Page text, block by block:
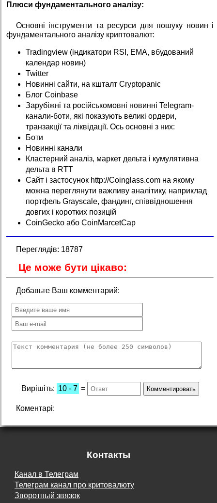
Плюси фундаментального аналізу:
Основні інструменти та ресурси для пошуку новин і
фундаментального аналізу криптовалют:
Tradingview (індикатори RSI, EMA, вбудований
календар новин)
Twitter
Новинні сайти, на кшталт Cryptopanic
Блог Coinbase
Зарубіжні та російськомовні новинні Telegram-
канали-боти, які показують великі ордери,
транзакції та ліквідації. Ось основні з них:
Боти
Новинні канали
Кластерний аналіз, маркет дельта і кумулятивна
дельта в RTT
Сайт і застосунок http://Coinglass.com на якому
можна переглянути важливу аналітику, наприклад
портфель Grayscale, фандинг, співвідношення
довгих і коротких позицій
CoinGecko або CoinMarcetCap
Переглядів: 18787
Це може бути цікаво:
Добавьте Ваш комментарий:
Вирішіть: 10 - 7 =
Коментарі:
Контакты
Канал в Телеграм
Телеграм канал про критовалюту
Зворотный звязок